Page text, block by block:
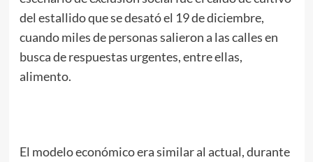
del estallido que se desató el 19 de diciembre,
cuando miles de personas salieron a las calles en
busca de respuestas urgentes, entre ellas,
alimento.
El modelo económico era similar al actual, durante